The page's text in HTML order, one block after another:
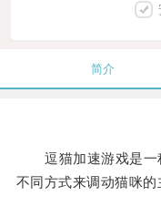
简介
逗猫加速游戏是一
不同方式来调动猫咪的